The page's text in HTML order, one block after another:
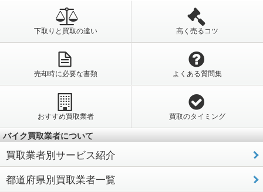
下取りと買取の違い 高く売るコツ
売却時に必要な書類 よくある質問集
おすすめ買取業者 買取のタイミング
バイク買取業者について
買取業者別サービス紹介
都道府県別買取業者一覧